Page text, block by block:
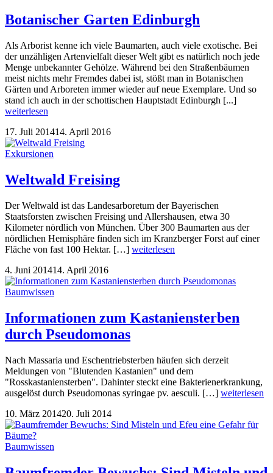
Botanischer Garten Edinburgh
Als Arborist kenne ich viele Baumarten, auch viele exotische. Bei
der unzähligen Artenvielfalt dieser Welt gibt es natürlich noch jede
Menge unbekannter Gehölze. Während bei den Straßenbäumen
meist nichts mehr Fremdes dabei ist, stößt man in Botanischen
Gärten und Arboreten immer wieder auf neue Exemplare. Und so
stand ich auch in der schottischen Hauptstadt Edinburgh [...]
weiterlesen
17. Juli 201414. April 2016
Exkursionen
Weltwald Freising
Der Weltwald ist das Landesarboretum der Bayerischen
Staatsforsten zwischen Freising und Allershausen, etwa 30
Kilometer nördlich von München. Über 300 Baumarten aus der
nördlichen Hemisphäre finden sich im Kranzberger Forst auf einer
Fläche von fast 100 Hektar. […] weiterlesen
4. Juni 201414. April 2016
Baumwissen
Informationen zum Kastaniensterben
durch Pseudomonas
Nach Massaria und Eschentriebsterben häufen sich derzeit
Meldungen von "Blutenden Kastanien" und dem
"Rosskastaniensterben". Dahinter steckt eine Bakterienerkrankung,
ausgelöst durch Pseudomonas syringae pv. aesculi. […] weiterlesen
10. März 201420. Juli 2014
Baumwissen